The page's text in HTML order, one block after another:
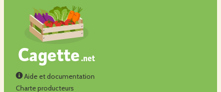
Aide et documentation
Charte producteurs